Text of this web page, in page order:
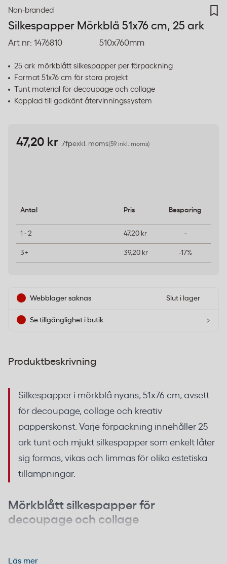
Non-branded
Silkespapper Mörkblå 51x76 cm, 25 ark
Art nr: 1476810 510x760mm
25 ark mörkblått silkespapper per förpackning
Format 51x76 cm för stora projekt
Tunt material för decoupage och collage
Kopplad till godkänt återvinningssystem
47,20 kr /fpexkl. moms(59 inkl. moms)
Antal Pris Besparing
1 - 2 47,20 kr -
3+ 39,20 kr -17%
Webblager saknas Slut i lager
Se tillgänglighet i butik ›
Produktbeskrivning
Silkespapper i mörkblå nyans, 51x76 cm, avsett
för decoupage, collage och kreativ
papperskonst. Varje förpackning innehåller 25
ark tunt och mjukt silkespapper som enkelt låter
sig formas, vikas och limmas för olika estetiska
tillämpningar.
Mörkblått silkespapper för
decoupage och collage
och flexibelt. Ytan tar upp lim jämnt, vilket ger ett
Läs mer